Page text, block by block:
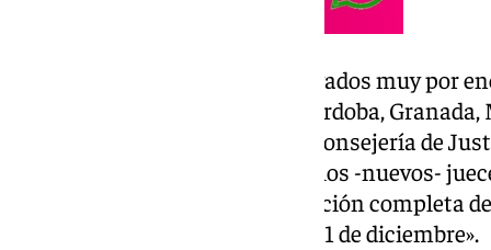
Concretamente, entre esos juzgados muy por
encuentran Cádiz, Algeciras, Córdoba,
Sobre este particular, desde la Consejería de
hace especial hincapié en que «los -nuevos-
que no se produzca la implantación completa
instancia, que será el próximo 31 de diciembre».